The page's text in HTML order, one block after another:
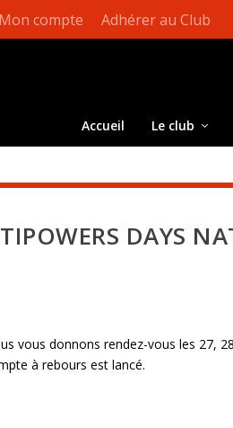
Mon compte Adhérer au Club
Accueil Le club
DAYS
vous donnons rendez-vous les 27,
à rebours est lancé.